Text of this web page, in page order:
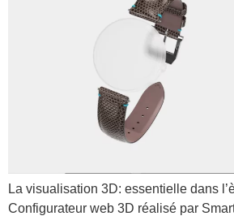
La visualisation 3D: essentielle dans
Configurateur web 3D réalisé par